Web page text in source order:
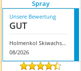
Spray
Unsere Bewertung
GUT
Holmenkol Skiwachs-Spray
08/2026